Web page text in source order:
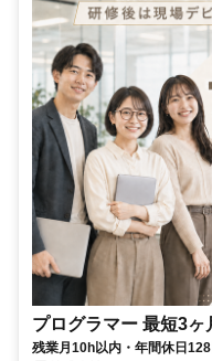
プログラマー 最短3
残業月10h以内・年間休日